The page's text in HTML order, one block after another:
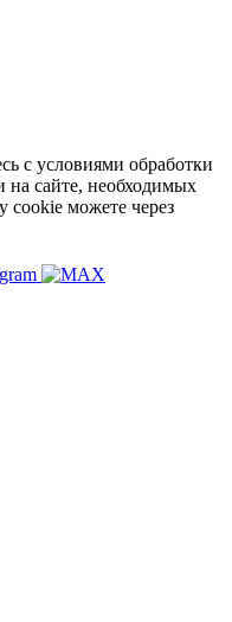
с условиями обработки
сайте, необходимых
cookie можете через